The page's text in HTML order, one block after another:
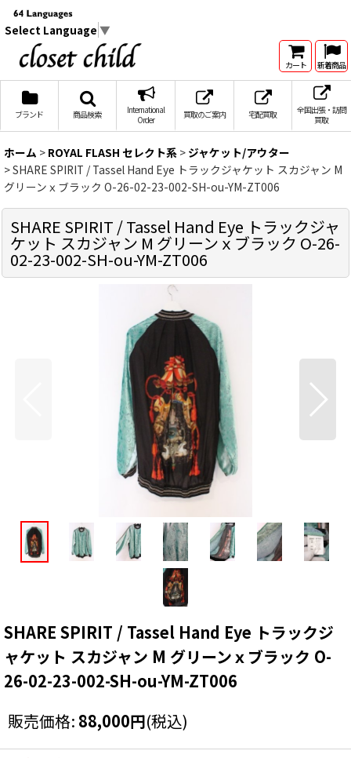
Select Language ▼
カート 新着商品
ブランド 商品検索
International
Order
買取のご案内 宅配買取
全国出張・訪問
買取
ホーム > ROYAL FLASH セレクト系 > ジャケット/アウター
>SHARE SPIRIT / Tassel Hand Eye トラックジャケット スカジャン M
グリーンｘブラック O-26-02-23-002-SH-ou-YM-ZT006
SHARE SPIRIT / Tassel Hand Eye トラックジャ
ケット スカジャン M グリーンｘブラック O-26-
02-23-002-SH-ou-YM-ZT006
SHARE SPIRIT / Tassel Hand Eye トラックジ
ャケット スカジャン M グリーンｘブラック O-
26-02-23-002-SH-ou-YM-ZT006
販売価格: 88,000円(税込)